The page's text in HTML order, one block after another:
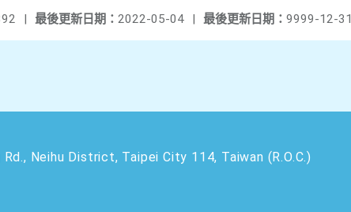
最後更新日期： 9999-12-31
最後更新日期： 2022-05-04 |
|
Neihu District, Taipei City 114, Taiwan (R.O.C.)